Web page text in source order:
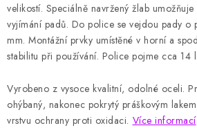
velikostí. Speciálně navržený žlab
vyjímání padů. Do police se vejdou pady o
mm. Montážní prvky umístěné v horní a
stabilitu při používání. Police pojme cca 14
Vyrobeno z vysoce kvalitní, odolné oceli.
ohýbaný, nakonec pokrytý práškovým
vrstvu ochrany proti oxidaci. Více informací